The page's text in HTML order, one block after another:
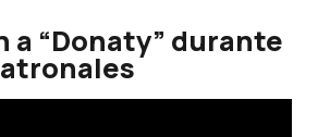
a “Donaty” durante